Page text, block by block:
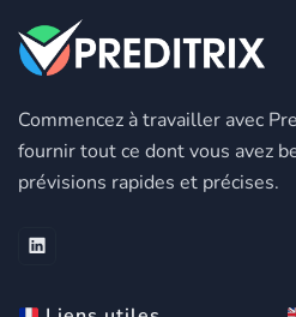
Commencez à travailler avec
fournir tout ce dont vous avez
prévisions rapides et précises.